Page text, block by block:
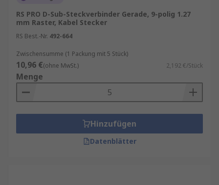
RS PRO D-Sub-Steckverbinder Gerade, 9-polig 1.27
mm Raster, Kabel Stecker
RS Best.-Nr. 492-664
Zwischensumme (1 Packung mit 5 Stück)
10,96 €(ohne MwSt.) 2,192 €/Stück
Menge
Hinzufügen
Datenblätter